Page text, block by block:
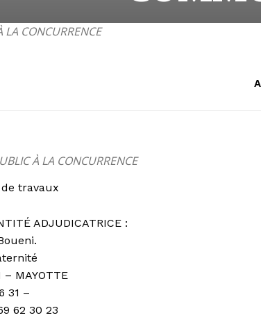
LA CONCURRENCE
À LA CONCURRENCE
travaux
ADJUDICATRICE :
– MAYOTTE
31 –
62 30 23